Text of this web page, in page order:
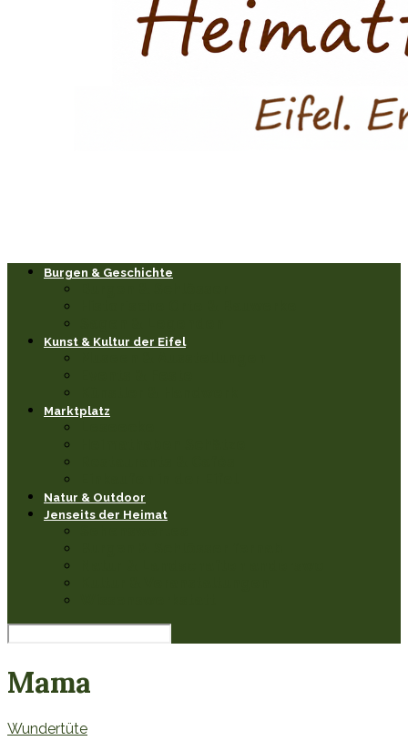
Burgen & Geschichte
Kunst & Kultur der Eifel
Marktplatz
Natur & Outdoor
Jenseits der Heimat
Mama
Wundertüte